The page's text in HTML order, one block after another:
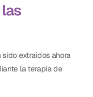
extraídos ahora
la terapia de